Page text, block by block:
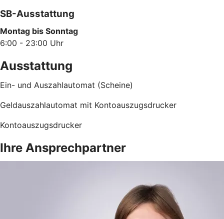
SB-Ausstattung
Montag bis Sonntag
6:00 - 23:00 Uhr
Ausstattung
Ein- und Auszahlautomat (Scheine)
Geldauszahlautomat mit Kontoauszugsdrucker
Kontoauszugsdrucker
Ihre Ansprechpartner